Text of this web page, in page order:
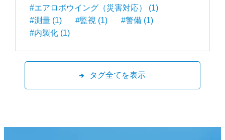
#エアロボウイング（災害対応） (1)
#測量 (1)
#監視 (1)
#警備 (1)
#内製化 (1)
タグ全てを表示